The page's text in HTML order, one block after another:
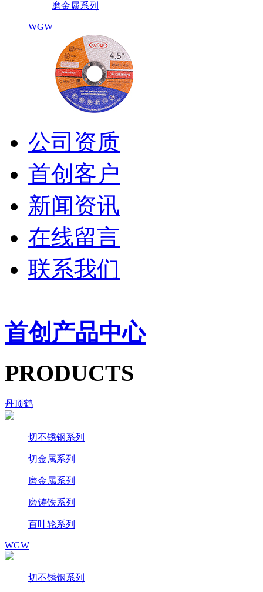
磨金属系列
WGW
公司资质
首创客户
新闻资讯
在线留言
联系我们
首创产品中心
PRODUCTS
丹顶鹤
切不锈钢系列
切金属系列
磨金属系列
磨铸铁系列
百叶轮系列
WGW
切不锈钢系列